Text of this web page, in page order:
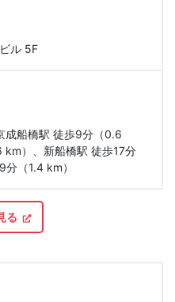
ル 5F
成船橋駅 徒歩9分（0.6
）、新船橋駅 徒歩17分
分（1.4 km）
る